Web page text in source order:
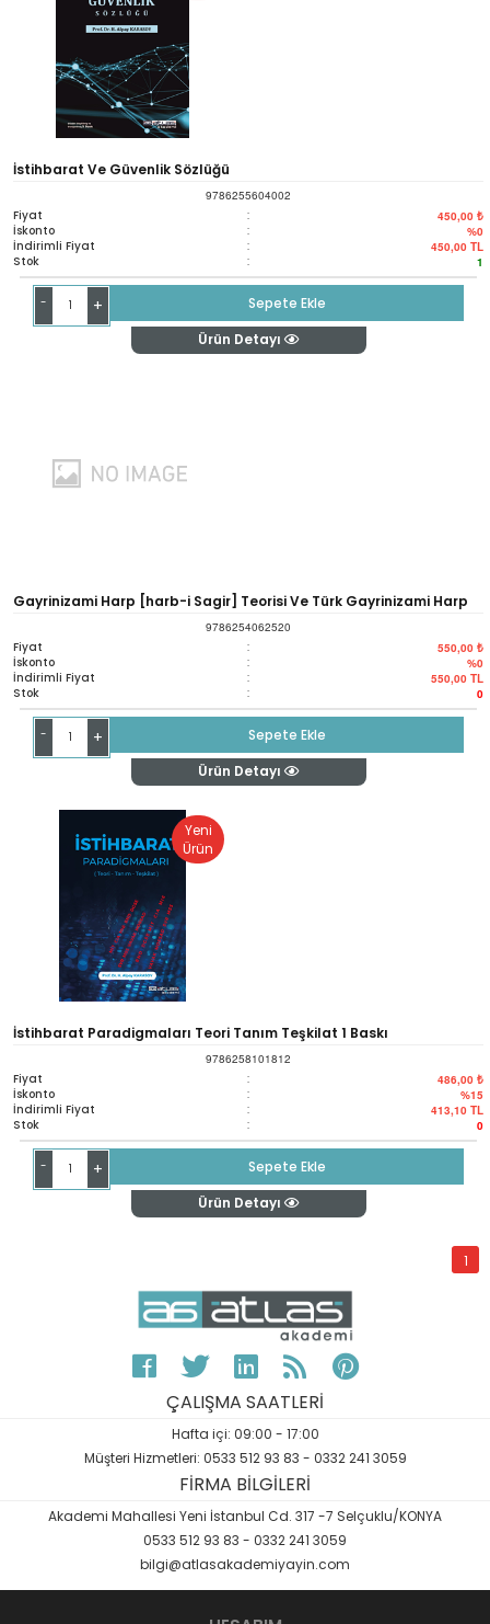
İstihbarat Ve Güvenlik Sözlüğü
9786255604002
Fiyat : 450,00 ₺
İskonto : %0
İndirimli Fiyat : 450,00 TL
Stok : 1
- +
Sepete Ekle
Ürün Detayı
Gayrinizami Harp [harb-i Sagir] Teorisi Ve Türk Gayrinizami Harp
Tarihi
9786254062520
Fiyat : 550,00 ₺
İskonto : %0
İndirimli Fiyat : 550,00 TL
Stok : 0
- +
Sepete Ekle
Ürün Detayı
Yeni
Ürün
İstihbarat Paradigmaları Teori Tanım Teşkilat 1 Baskı
9786258101812
Fiyat : 486,00 ₺
İskonto : %15
İndirimli Fiyat : 413,10 TL
Stok : 0
- +
Sepete Ekle
Ürün Detayı
1
ÇALIŞMA SAATLERİ
Hafta içi: 09:00 - 17:00
Müşteri Hizmetleri: 0533 512 93 83 - 0332 241 3059
FİRMA BİLGİLERİ
Akademi Mahallesi Yeni İstanbul Cd. 317 -7 Selçuklu/KONYA
0533 512 93 83 - 0332 241 3059
bilgi@atlasakademiyayin.com